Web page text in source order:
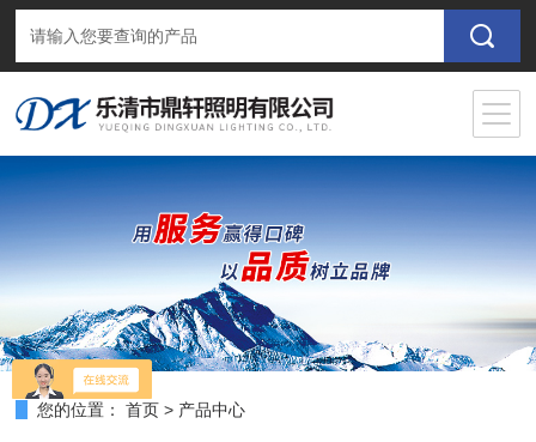
您的位置： 首页 > 产品中心